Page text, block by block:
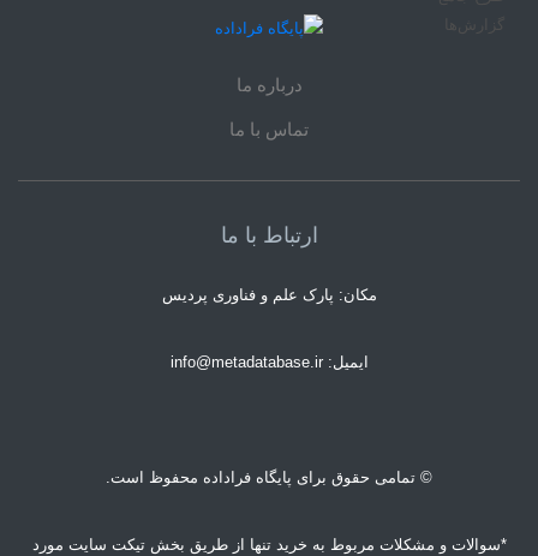
درباره ما
تماس با ما
ارتباط با ما
مکان: پارک علم و فناوری پردیس
ایمیل: info@metadatabase.ir
© تمامی حقوق برای پایگاه فراداده محفوظ است.
*سوالات و مشکلات مربوط به خرید تنها از طریق بخش تیکت سایت مورد